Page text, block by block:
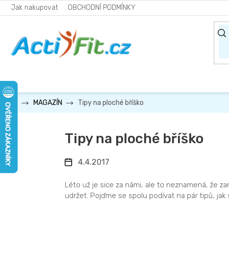
Přejít
na
Jak nakupovat OBCHODNÍ PODMÍNKY
MAGAZÍN Tipy na ploché bříško
Tipy na ploché bříško
4.4.2017
Léto už je sice za námi, ale to neznamená, že
udržet. Pojďme se spolu podívat na pár tipů,